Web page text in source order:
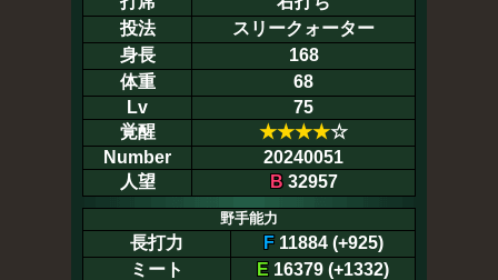
投法
スリークォーター
身長
168
体重
68
Lv
75
覚醒
★★★★☆
Number
20240051
人望
B32957
野手能力
長打力 F11884 (+925)
ミート
E 16379 (+1332)